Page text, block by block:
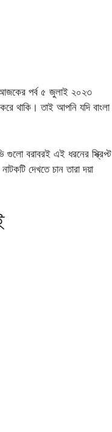
পর্ব ৫ জুলাই ২০২৩
থাকি। তাই আপনি যদি বাংলা
গুলো বরাবরই এই ধরনের স্ক্রিপ্ট
দেখতে চান তারা দয়া